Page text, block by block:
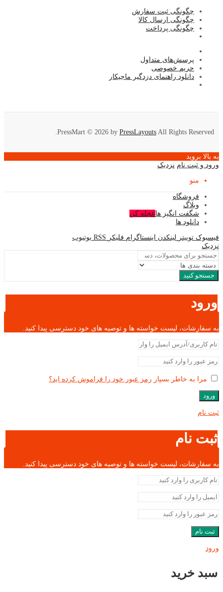
چگونگی ثبت سفارش
چگونگی ارسال کالا
چگونگی پرداخت
پرسش‌های متداول
حریم خصوصی
دانلود راهنمای دزدگیر ماجیکار
PressMart © 2026 by PressLayouts All Rights Reserved.
به بالا بروید
ورود و ثبت نام نزدیک
منو
فروشگاه
وبلاگ
شگفت انگیز هاعجله کن
دانلود ها
فیسبوک توییتر لینکدن اینستاگرام فلیکر RSS یوتیوب
نزدیک
جستجو کنید
ورود
به سفارشات، لیست خواسته ها و توصیه های خود دسترسی پیدا کنید.
مرا به خاطر بسپار رمز عبور خود را فراموش کرده اید؟
ورود
ثبت نام
ثبت نام
به سفارشات، لیست خواسته ها و توصیه های خود دسترسی پیدا کنید.
ثبت نام
ورود
سبد خرید